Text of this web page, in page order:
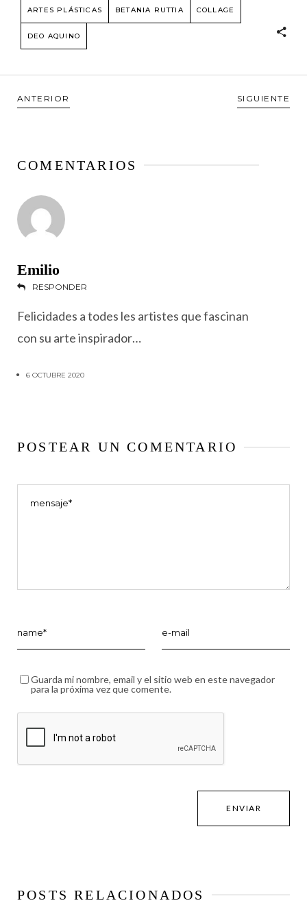
ARTES PLÁSTICAS BETANIA RUTTIA COLLAGE
DEO AQUINO
ANTERIOR SIGUIENTE
COMENTARIOS
Emilio
RESPONDER
Felicidades a todes les artistes que fascinan
con su arte inspirador…
6 OCTUBRE 2020
POSTEAR UN COMENTARIO
Guarda mi nombre, email y el sitio web en este navegador
para la próxima vez que comente.
POSTS RELACIONADOS